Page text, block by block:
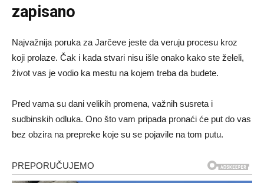
zapisano
Najvažnija poruka za Jarčeve jeste da veruju procesu kroz
koji prolaze. Čak i kada stvari nisu išle onako kako ste želeli,
život vas je vodio ka mestu na kojem treba da budete.
Pred vama su dani velikih promena, važnih susreta i
sudbinskih odluka. Ono što vam pripada pronaći će put do vas
bez obzira na prepreke koje su se pojavile na tom putu.